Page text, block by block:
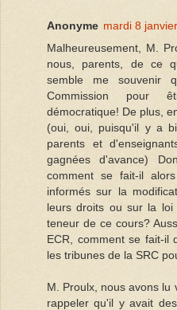
Anonyme mardi 8
Malheureusement, M.
nous, parents, de ce
semble me souvenir
Commission pour
démocratique! De plus,
(oui, oui, puisqu'il y a
parents et
gagnées d'avance)
comment se fait-il
informés sur la
leurs droits ou sur la
teneur de ce cours?
ECR, comment se fait-il
les tribunes de la SRC
M. Proulx, nous avons lu
rappeler qu'il y avait